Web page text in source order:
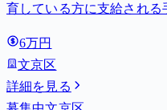
育している方に支給される
6万円
文京区
詳細を見る